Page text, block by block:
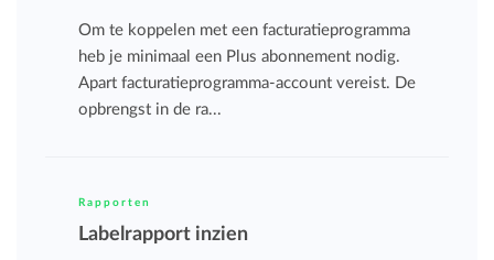
Om te koppelen met een facturatieprogramma
heb je minimaal een Plus abonnement nodig.
Apart facturatieprogramma-account vereist. De
opbrengst in de ra...
Rapporten
Labelrapport inzien